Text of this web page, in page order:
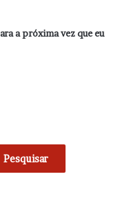
a próxima vez que eu
Pesquisar